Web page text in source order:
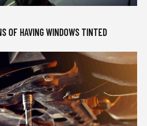
OF HAVING WINDOWS TINTED